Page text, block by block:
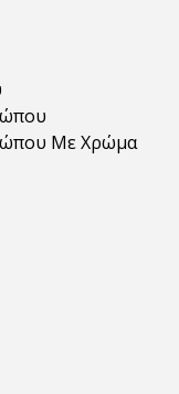
Με Χρώμα